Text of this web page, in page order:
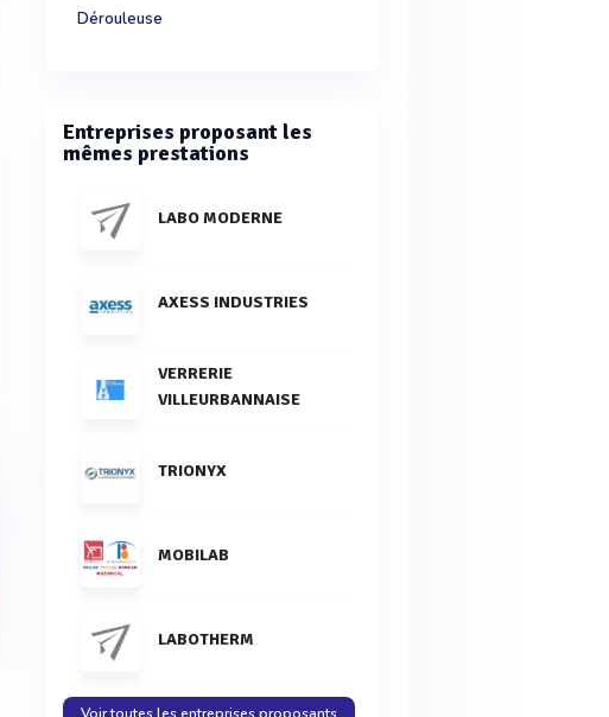
Dérouleuse
Entreprises proposant les
mêmes prestations
LABO MODERNE
AXESS INDUSTRIES
VERRERIE
VILLEURBANNAISE
TRIONYX
MOBILAB
LABOTHERM
Voir toutes les entreprises proposants